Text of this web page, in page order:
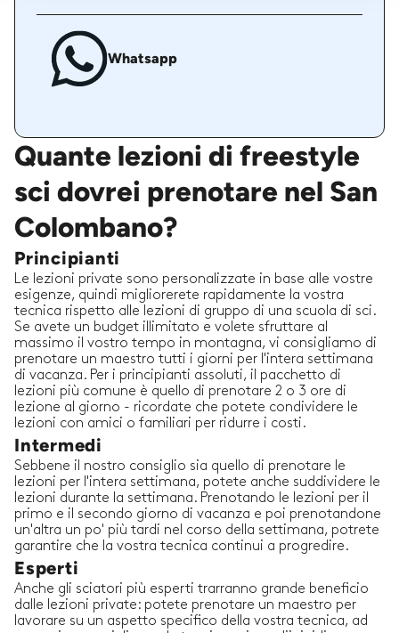
Whatsapp
Quante lezioni di freestyle
sci dovrei prenotare nel San
Colombano?
Principianti
Le lezioni private sono personalizzate in base alle vostre
esigenze, quindi migliorerete rapidamente la vostra
tecnica rispetto alle lezioni di gruppo di una scuola di sci.
Se avete un budget illimitato e volete sfruttare al
massimo il vostro tempo in montagna, vi consigliamo di
prenotare un maestro tutti i giorni per l'intera settimana
di vacanza. Per i principianti assoluti, il pacchetto di
lezioni più comune è quello di prenotare 2 o 3 ore di
lezione al giorno - ricordate che potete condividere le
lezioni con amici o familiari per ridurre i costi.
Intermedi
Sebbene il nostro consiglio sia quello di prenotare le
lezioni per l'intera settimana, potete anche suddividere le
lezioni durante la settimana. Prenotando le lezioni per il
primo e il secondo giorno di vacanza e poi prenotandone
un'altra un po' più tardi nel corso della settimana, potrete
garantire che la vostra tecnica continui a progredire.
Esperti
Anche gli sciatori più esperti trarranno grande beneficio
dalle lezioni private: potete prenotare un maestro per
lavorare su un aspetto specifico della vostra tecnica, ad